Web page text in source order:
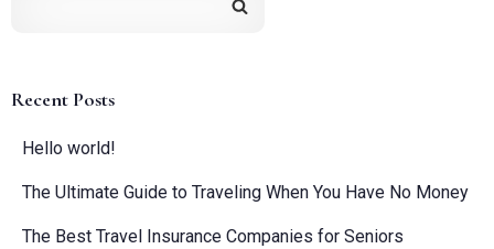
Recent Posts
Hello world!
The Ultimate Guide to Traveling When You Have No Money
The Best Travel Insurance Companies for Seniors